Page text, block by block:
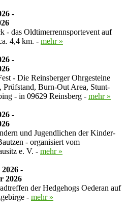
-
- das Oldtimerrennsportevent auf
4,4 km. - mehr »
-
- Die Reinsberger Ohrgesteine
Prüfstand, Burn-Out Area, Stunt-
- in 09629 Reinsberg - mehr »
-
und Jugendlichen der Kinder-
- organisiert vom
e. V. - mehr »
-
2026
der Hedgehogs Oederan auf
- mehr »